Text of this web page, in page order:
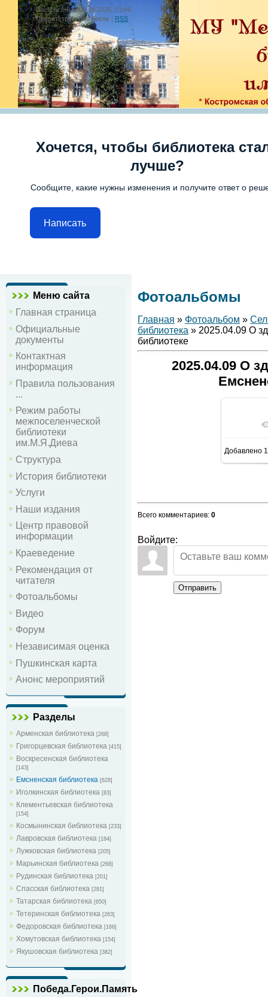
Воскресенье, 09.08.2026, 01:46
Приветствую Вас Гость | RSS
Хочется, чтобы библиотека
лучше?
Сообщите, какие нужны изменения и получите ответ о
Написать
Меню сайта
Главная страница
Официальные
документы
Контактная
информация
Правила пользования
...
Режим работы
межпоселенческой
библиотеки
им.М.Я.Диева
Структура
История библиотеки
Услуги
Наши издания
Центр правовой
информации
Краеведение
Рекомендация от
читателя
Фотоальбомы
Видео
Форум
Независимая оценка
Пушкинская карта
Анонс мероприятий
Разделы
Арменская библиотека [268]
Григорцевская библиотека [415]
Воскресенская библиотека
[143]
Емсненская библиотека [628]
Иголкинская библиотека [83]
Клементьевская библиотека
[154]
Космынинская библиотека [233]
Лавровская библиотека [184]
Лужковская библиотека [205]
Марьинская библиотека [268]
Рудинская библиотека [201]
Спасская библиотека [281]
Татарская библиотека [650]
Тетеринская библиотека [263]
Федоровская библиотека [166]
Хомутовская библиотека [154]
Якушовская библиотека [382]
Победа.Герои.Память
Фотоальбомы
Главная » Фотоальбом »
библиотека » 2025.04.09 О
библиотеке
2025.04.09 О
В
Добавлено
Всего комментариев: 0
Войдите:
Отправить